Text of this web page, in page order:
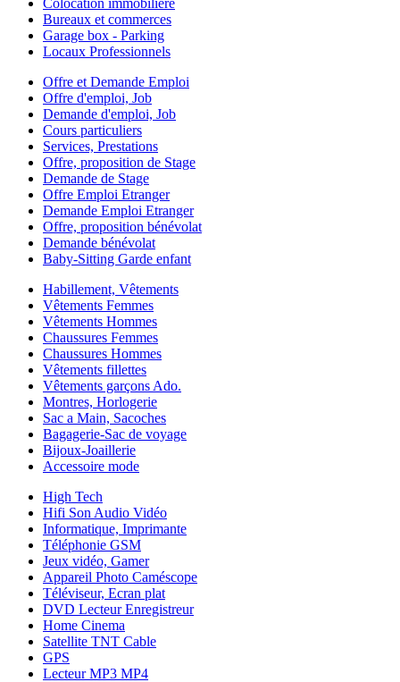
Bureaux et commerces
Garage box - Parking
Locaux Professionnels
Offre et Demande Emploi
Offre d'emploi, Job
Demande d'emploi, Job
Cours particuliers
Services, Prestations
Offre, proposition de Stage
Demande de Stage
Offre Emploi Etranger
Demande Emploi Etranger
Offre, proposition bénévolat
Demande bénévolat
Baby-Sitting Garde enfant
Habillement, Vêtements
Vêtements Femmes
Vêtements Hommes
Chaussures Femmes
Chaussures Hommes
Vêtements fillettes
Vêtements garçons Ado.
Montres, Horlogerie
Sac a Main, Sacoches
Bagagerie-Sac de voyage
Bijoux-Joaillerie
Accessoire mode
High Tech
Hifi Son Audio Vidéo
Informatique, Imprimante
Téléphonie GSM
Jeux vidéo, Gamer
Appareil Photo Caméscope
Téléviseur, Ecran plat
DVD Lecteur Enregistreur
Home Cinema
Satellite TNT Cable
GPS
Lecteur MP3 MP4